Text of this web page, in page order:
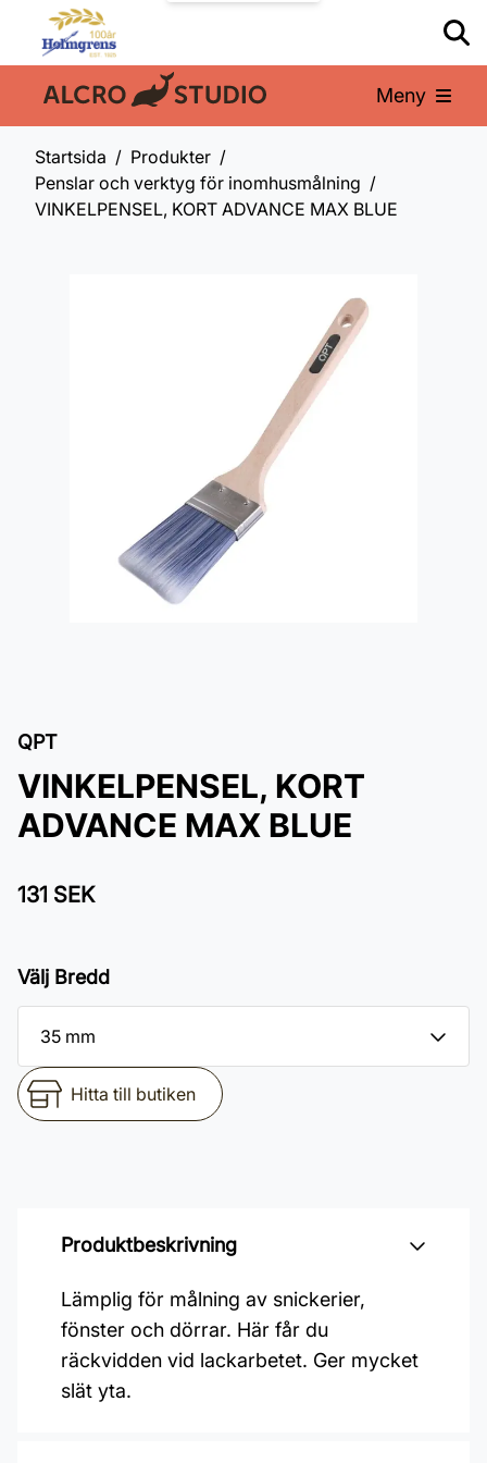
En del av: Meny
Startsida
Produkter
Penslar och verktyg för inomhusmålning
VINKELPENSEL, KORT ADVANCE MAX BLUE
QPT
VINKELPENSEL, KORT
ADVANCE MAX BLUE
131 SEK
Välj Bredd
Hitta till butiken
Produktbeskrivning
Lämplig för målning av snickerier,
fönster och dörrar. Här får du
räckvidden vid lackarbetet. Ger mycket
slät yta.